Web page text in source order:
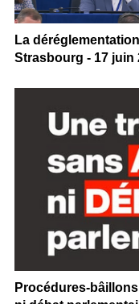
La
Strasbourg - 17 juin
Procédures-